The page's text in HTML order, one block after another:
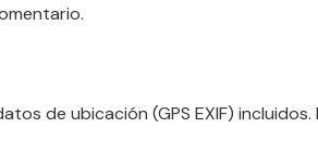
de ubicación (GPS EXIF)